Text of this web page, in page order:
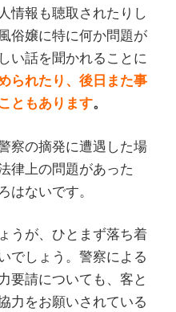
情報も聴取されたりし
俗嬢に特に何か問題が
い話を聞かれることに
られたり、後日また事
ともあります。
察の摘発に遭遇した場
律上の問題があった
はないです。
うが、ひとまず落ち着
でしょう。警察による
要請についても、客と
力をお願いされている